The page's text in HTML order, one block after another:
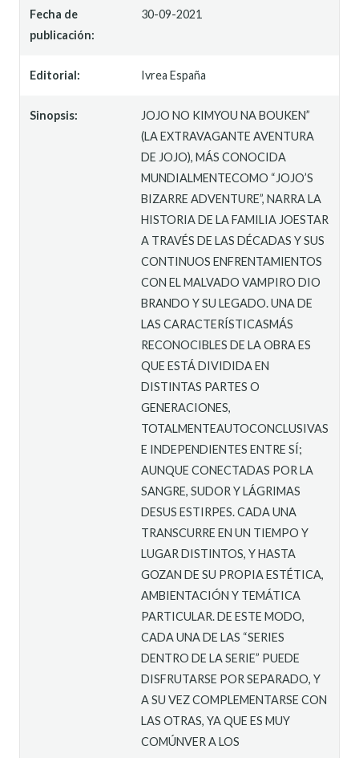
Fecha de
publicación:
30-09-2021
Editorial: Ivrea España
Sinopsis:
JOJO NO KIMYOU NA BOUKEN”
(LA EXTRAVAGANTE AVENTURA
DE JOJO), MÁS CONOCIDA
MUNDIALMENTECOMO “JOJO’S
BIZARRE ADVENTURE”, NARRA LA
HISTORIA DE LA FAMILIA JOESTAR
A TRAVÉS DE LAS DÉCADAS Y SUS
CONTINUOS ENFRENTAMIENTOS
CON EL MALVADO VAMPIRO DIO
BRANDO Y SU LEGADO. UNA DE
LAS CARACTERÍSTICASMÁS
RECONOCIBLES DE LA OBRA ES
QUE ESTÁ DIVIDIDA EN
DISTINTAS PARTES O
GENERACIONES,
TOTALMENTEAUTOCONCLUSIVAS
E INDEPENDIENTES ENTRE SÍ;
AUNQUE CONECTADAS POR LA
SANGRE, SUDOR Y LÁGRIMAS
DESUS ESTIRPES. CADA UNA
TRANSCURRE EN UN TIEMPO Y
LUGAR DISTINTOS, Y HASTA
GOZAN DE SU PROPIA ESTÉTICA,
AMBIENTACIÓN Y TEMÁTICA
PARTICULAR. DE ESTE MODO,
CADA UNA DE LAS “SERIES
DENTRO DE LA SERIE” PUEDE
DISFRUTARSE POR SEPARADO, Y
A SU VEZ COMPLEMENTARSE CON
LAS OTRAS, YA QUE ES MUY
COMÚNVER A LOS